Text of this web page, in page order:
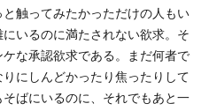
触ってみたかっただけの人もい
いるのに満たされない欲求。そ
な承認欲求である。まだ何者で
にしんどかったり焦ったりして
ばにいるのに、それでもあと一